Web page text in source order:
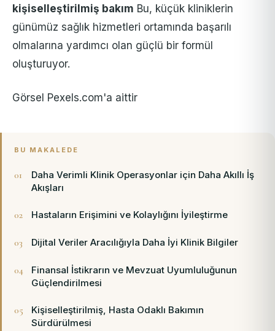
kişiselleştirilmiş bakım Bu, küçük kliniklerin
günümüz sağlık hizmetleri ortamında başarılı
olmalarına yardımcı olan güçlü bir formül
oluşturuyor.
Görsel Pexels.com'a aittir
BU MAKALEDE
Daha Verimli Klinik Operasyonlar için Daha Akıllı İş
Akışları
Hastaların Erişimini ve Kolaylığını İyileştirme
Dijital Veriler Aracılığıyla Daha İyi Klinik Bilgiler
Finansal İstikrarın ve Mevzuat Uyumluluğunun
Güçlendirilmesi
Kişiselleştirilmiş, Hasta Odaklı Bakımın
Sürdürülmesi